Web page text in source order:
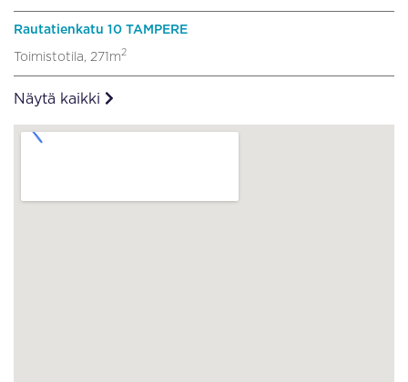
Rautatienkatu 10 TAMPERE
Toimistotila, 271m2
Näytä kaikki